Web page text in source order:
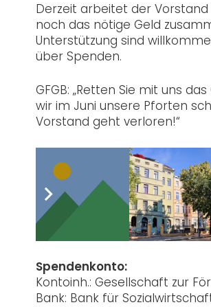
Derzeit arbeitet der
noch das nötige Geld
Unterstützung sind
über Spenden.
GFGB: „Retten Sie mit uns
wir im Juni unsere Pforten
Vorstand geht verloren!“
Spenden – wie?
Möchten Sie direkt
Sozialberatung hinaus geht,
kommt langfristig einem
Spendenkonto:
Kontoinh.: Gesellschaft zur
Bank: Bank für